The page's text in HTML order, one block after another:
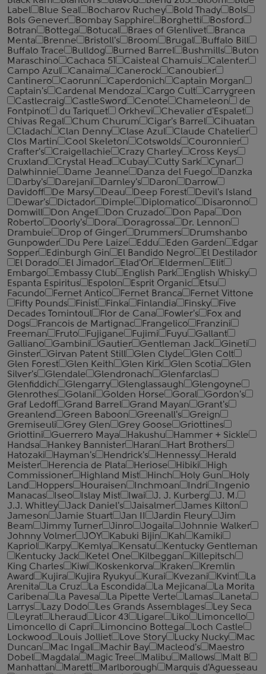
Label
Blue Seal Bocharov Ruchey Bold Thady
Bols
Bols Genever
Bombay Sapphire Borghetti
Bosford
Botran
Bottega Botucal Braes of Glenlivet
Branca
Menta
Brenne Bristoll's Broom Brugal
Buffalo Bill
Buffalo Trace
Bulldog Burned Barrel Bushmills
Buton
Maraschino
Cachaca 51 Caisteal Chamuis
Calenter
Campo Azul
Canaima Canerock
Canoubier
Cantinero
Caorunn Caperdonich
Captain Morgan
Captain's
Cardenal Mendoza Cargo Cult
Carrygreen
Castlecraig
CastleSword Cenote Chameleon
de
Fontpinot
du Tariquet Orkhevi
Chevalier d'Espalet
Chivas Regal
Chum Churum Cigar's Barrel
Cihuatan
Cladach
Clan Denny Clase Azul
Claude Chatelier
Clos Martin
Cool Skeleton Cotswolds
Couronnier
Crafter's
Craigellachie Crazy Charley
Cross Keys
Cruxland
Crystal Head Cubay Cutty Sark
Cynar
Dalwhinnie
Dame Jeanne Danza del Fuego
Danzka
Darby's
Darejani Darnley's Daron
Darrow
Davidoff
De Marsy Deau Deep Forest
Devil's Island
Dewar's
Dictador Dimple Diplomatico
Disaronno
Domwill
Don Angel Don Cruzado Don Papa
Don
Roberto
Doorly's Dora Doragrossa
Dr. Lennon
Drambuie
Drop of Ginger Drummers
Drumshanbo
Gunpowder
Du Pere Laize Eddu Eden Garden
Edgar
Sopper
Edinburgh Gin El Bandido Negro
El Destilador
El Dorado
El Jimador Elad'Or Eldermen
Elit
Embargo
Embassy Club English Park
English Whisky
Espanta Espiritus
Espolon Esprit Organic
Etsu
Facundo
Fernet Antico Fernet Branca
Fernet Vittone
Fifty Pounds
Finist Finka Finlandia Finsky
Five
Decades Tomintoul
Flor de Cana Fowler's
Fox and
Dogs
Francois de Martignac Frangelico
Franzini
Freeman
Fruto Fujigane Fujimi Fuyu
Gallant
Galliano
Gambini Gautier Gentleman Jack
Gineti
Ginster
Girvan Patent Still Glen Clyde
Glen Colt
Glen Forest
Glen Keith Glen Kirk Glen Scotia
Glen
Silver's
Glendale Glendronach
Glenfarclas
Glenfiddich
Glengarry Glenglassaugh
Glengoyne
Glenrothes
Golani Golden Horse Goral
Gordon's
Graf Ledoff
Grand Barrel Grand Mayan
Grant's
Greanlend
Green Baboon Greenall's
Greign
Gremiseuli
Grey Glen Grey Goose
Griottines
Griottini
Guerrero Maya Hakushu
Hammer + Sickle
Handsa
Hankey Bannister Haran
Hart Brothers
Hatozaki
Hayman's Hendrick's Hennessy
Herald
Meister
Herencia de Plata Heriose Hibiki
High
Commissioner
Highland Mist Hinch Holy Gun
Holy
Land
Hoppers Houraisen Inchmoan Indri
Ingenio
Manacas
Iseo Islay Mist Iwai J. J. Kurberg
J. M.
J.J. Whitley
Jack Daniel's Jaisalmer
James Kilton
Jameson
Jamie Stuart Jan II Jardin Fleury
Jim
Beam
Jimmy Turner Jinro Jogaila
Johnnie Walker
Johnny Volmer
JOY Kabuki Bijin Kah
Kamiki
Kapriol
Karpy Kemlya Kensatu
Kentucky Gentleman
Kentucky Jack
Ketel One Kilbeggan
Killepitsch
King Charles
Kiwi Koskenkorva Kraken
Kremlin
Award
Kujira Kujira Ryukyu Kurai Kvezani Kvint
La
Arenita
La Cruz La Escondida La Mejicana
La Morita
Caribena
La Pavesa La Pipette Verte Lamas
Laneta
Larrys
Lazy Dodo Les Grands Assemblages
Ley Seca
Leyrat
Lheraud Licor 43 Ligare Liko
Limoncello
Limoncello di Capri
Limoncino Bottega
Loch Castle
Lockwood
Louis Jolliet Love Story Lucky Nucky
Mac
Duncan
Mac Ingal Machir Bay Macleod's
Maestro
Dobel
Magdala Magic Tree Malibu Mallows
Malt B
Manhattan
Marett Marlborough
Marquis d'Aguesseau